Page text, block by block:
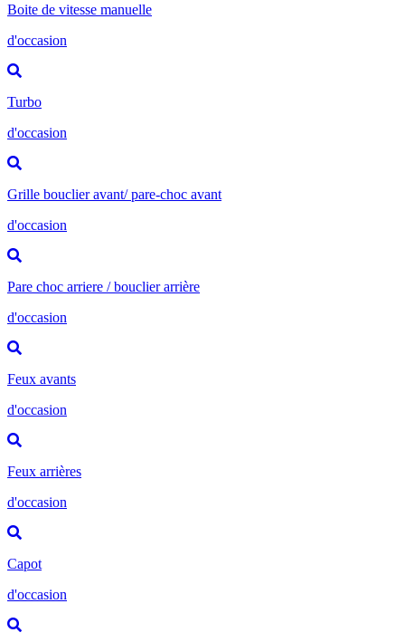
Boite de vitesse manuelle
d'occasion
Turbo
d'occasion
Grille bouclier avant/ pare-choc avant
d'occasion
Pare choc arriere / bouclier arrière
d'occasion
Feux avants
d'occasion
Feux arrières
d'occasion
Capot
d'occasion